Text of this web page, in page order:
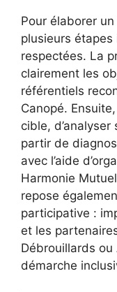
Pour élaborer
plusieurs
respectées. La
clairement les
référentiels
Canopé.
cible,
partir de
avec l’aide
Harmonie
repose
participative :
et les
Débrouillards
démarche